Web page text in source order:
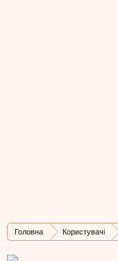
Головна КористувачіДописів
342